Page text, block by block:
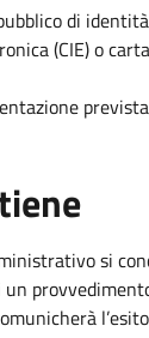
di
(CIE) o
si
un